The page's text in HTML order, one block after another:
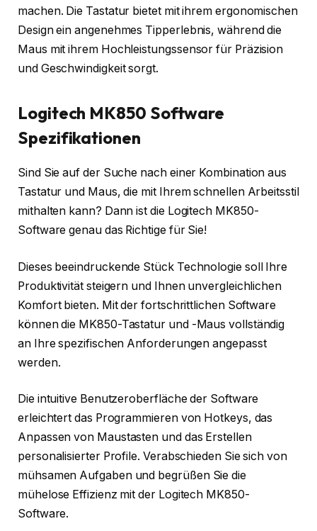
machen. Die Tastatur bietet mit ihrem ergonomischen
Design ein angenehmes Tipperlebnis, während die
Maus mit ihrem Hochleistungssensor für Präzision
und Geschwindigkeit sorgt.
Logitech MK850 Software
Spezifikationen
Sind Sie auf der Suche nach einer Kombination aus
Tastatur und Maus, die mit Ihrem schnellen Arbeitsstil
mithalten kann? Dann ist die Logitech MK850-
Software genau das Richtige für Sie!
Dieses beeindruckende Stück Technologie soll Ihre
Produktivität steigern und Ihnen unvergleichlichen
Komfort bieten. Mit der fortschrittlichen Software
können die MK850-Tastatur und -Maus vollständig
an Ihre spezifischen Anforderungen angepasst
werden.
Die intuitive Benutzeroberfläche der Software
erleichtert das Programmieren von Hotkeys, das
Anpassen von Maustasten und das Erstellen
personalisierter Profile. Verabschieden Sie sich von
mühsamen Aufgaben und begrüßen Sie die
mühelose Effizienz mit der Logitech MK850-
Software.